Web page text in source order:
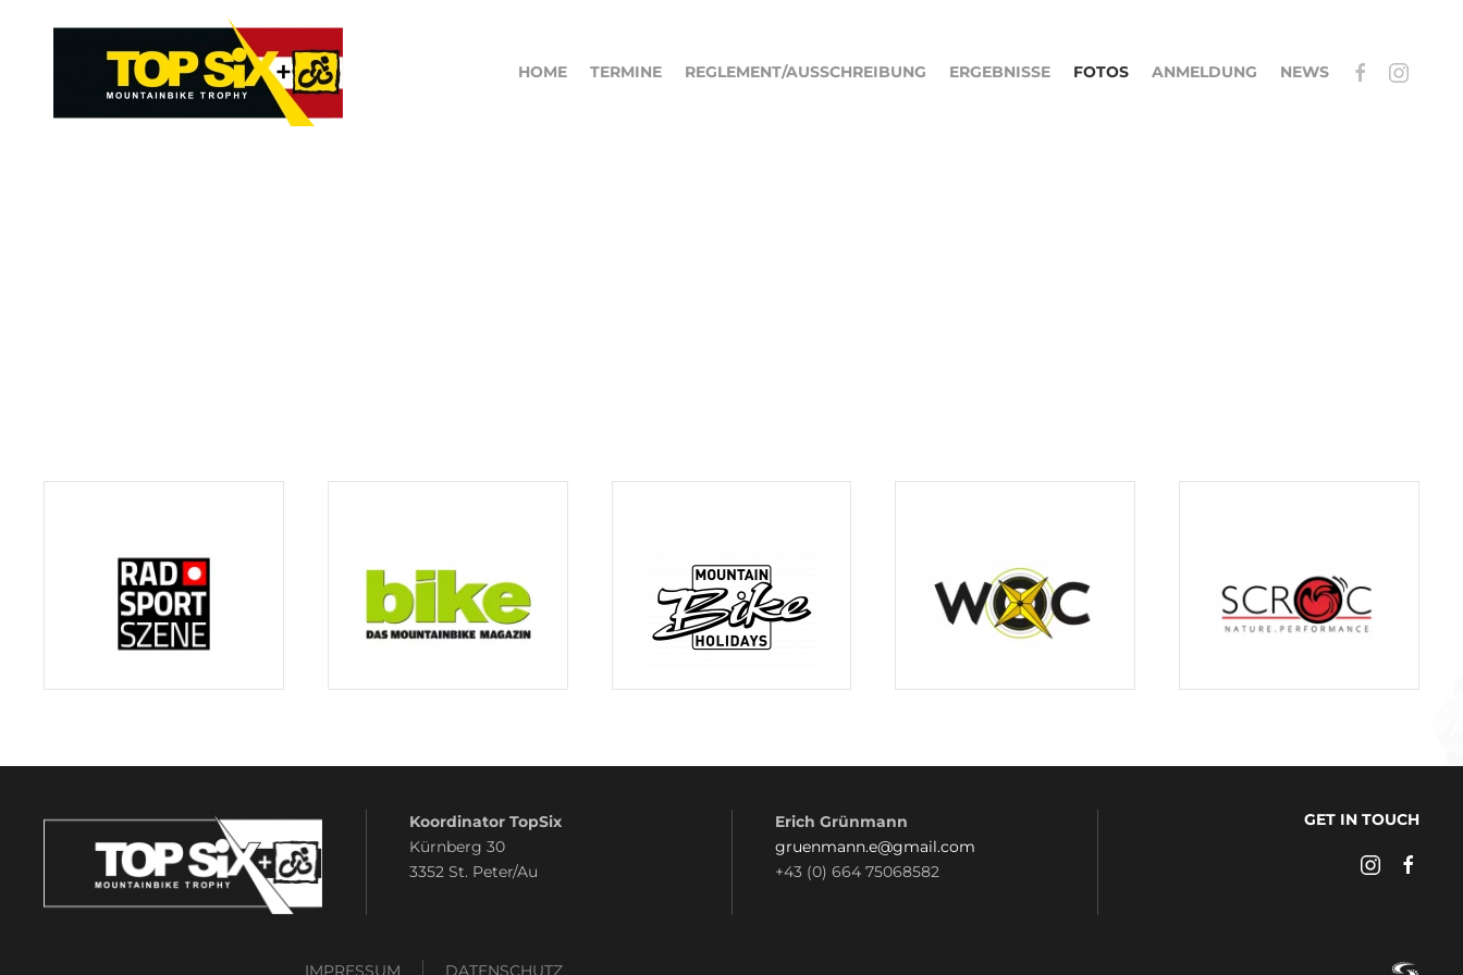
Skip to main content
HOME TERMINE REGLEMENT/AUSSCHREIBUNG ERGEBNISSE FOTOS ANMELDUNG NEWS
Koordinator TopSix
Kürnberg 30
3352 St. Peter/Au
Erich Grünmann
gruenmann.e@gmail.com
+43 (0) 664 75068582
GET IN TOUCH
IMPRESSUM DATENSCHUTZ